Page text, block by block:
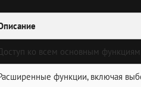
ко всем основным
функции, включая